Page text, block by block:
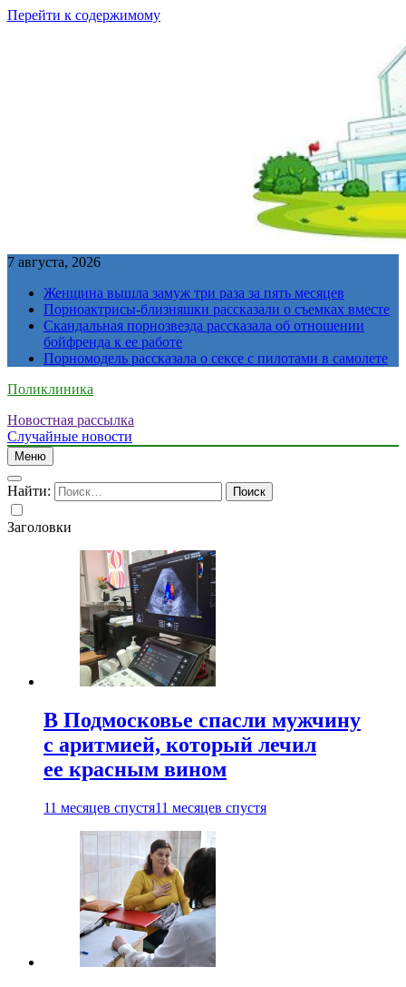
Перейти к содержимому
7 августа, 2026
Женщина вышла замуж три раза за пять месяцев
Порноактрисы-близняшки рассказали о съемках вместе
Скандальная порнозвезда рассказала об отношении
бойфренда к ее работе
Порномодель рассказала о сексе с пилотами в самолете
Поликлиника
Новостная рассылка
Случайные новости
Меню
Найти:
Заголовки
В Подмосковье спасли мужчину
с аритмией, который лечил
ее красным вином
11 месяцев спустя11 месяцев спустя